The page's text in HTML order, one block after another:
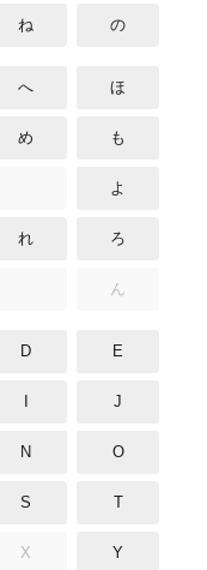
ね の
へ ほ
め も
よ
れ ろ
ん
D E
J
N O
S T
X Y